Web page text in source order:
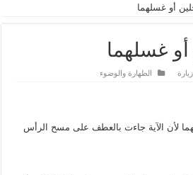
أو غسلهما
غسلهما
الطهارة والوضوء
لأن الآية جاءت بالعطف على مسح الرأس